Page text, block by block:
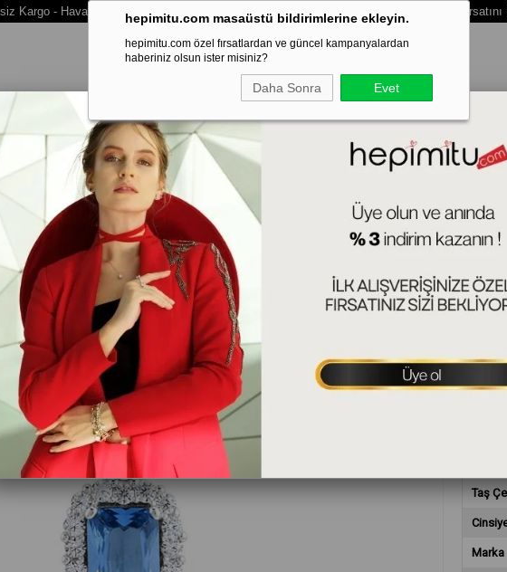
hepimitu.com masaüstü bildirimlerine ekleyin.
hepimitu.com özel fırsatlardan ve güncel kampanyalardan
haberiniz olsun ister misiniz?
Daha Sonra Evet
Kargo - Havale /Eft Ödemelerinde Extra %3 İndirim - Vade Farksız 3 Taksit Ödeme Fırsatını
Kolye
Taş
Marka